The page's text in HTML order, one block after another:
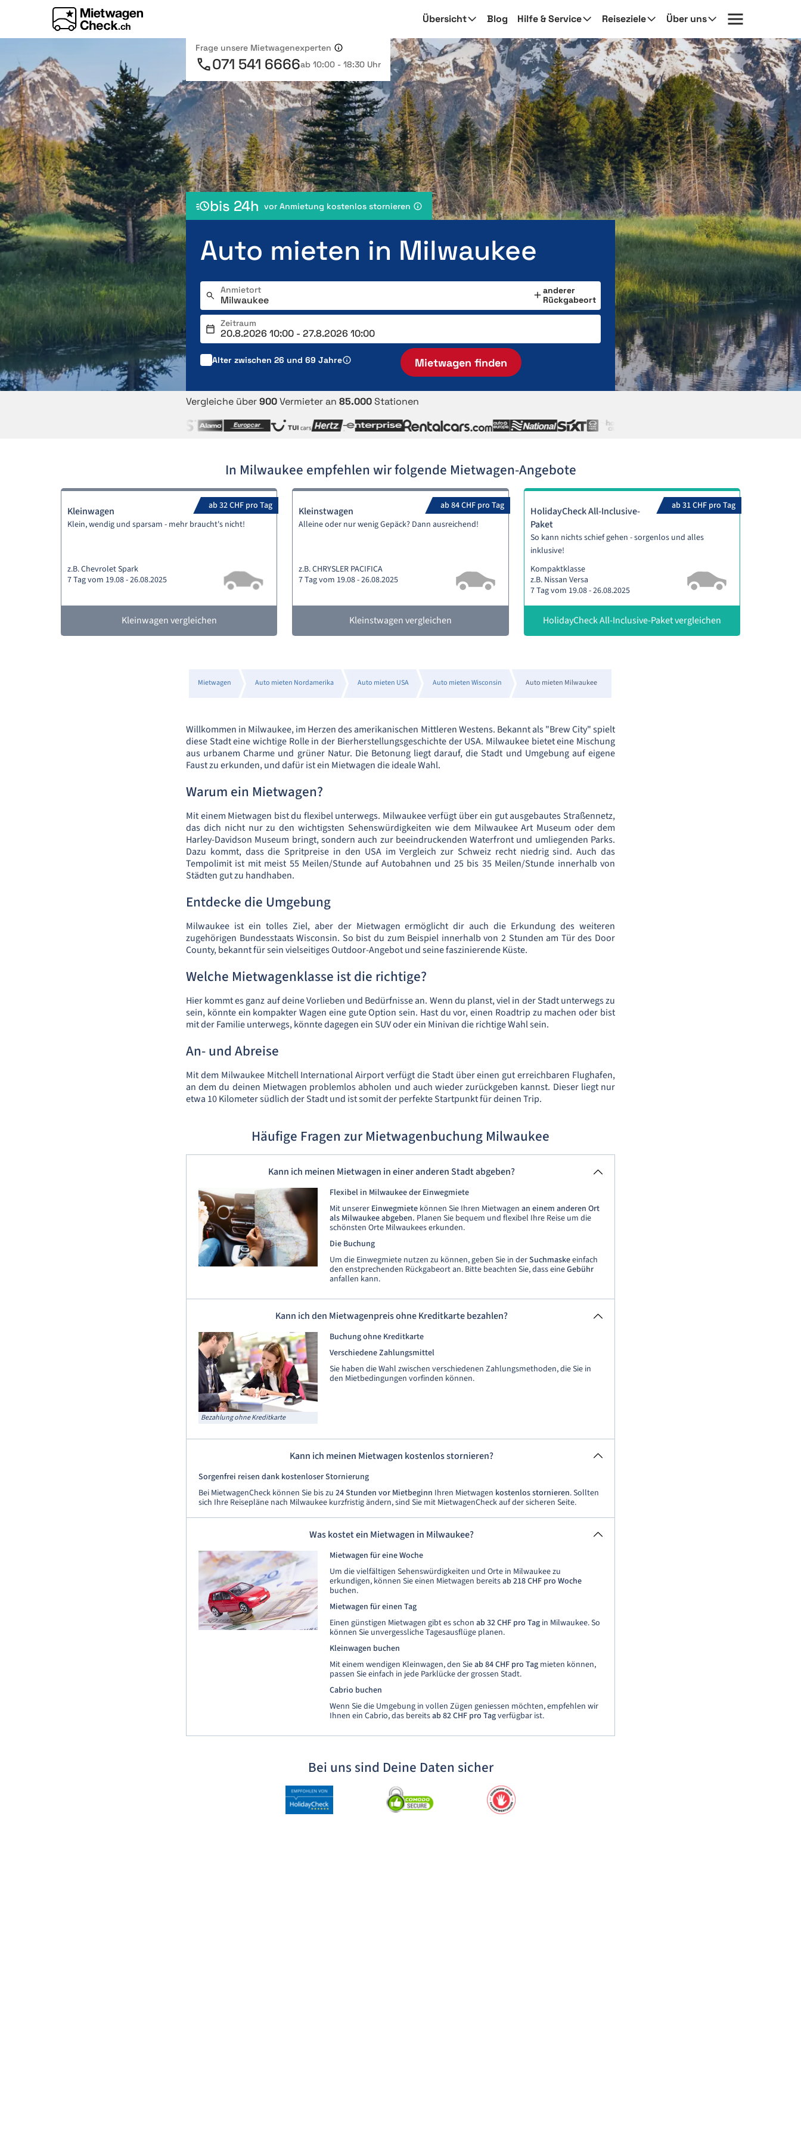
Übersicht Blog Hilfe & Service Reiseziele Über uns
Frage unsere Mietwagenexperten
071 541 6666ab 10:00 - 18:30 Uhr
bis 24h vor Anmietung kostenlos stornieren
Auto mieten in Milwaukee
Anmietort
anderer
Rückgabeort
Zeitraum
Alter zwischen 26 und 69 Jahre Mietwagen finden
Vergleiche über900Vermieter an 85.000Stationen
In Milwaukee empfehlen wir folgende Mietwagen-Angebote
ab 32 CHF pro Tag
Kleinwagen
Klein, wendig und sparsam - mehr braucht's nicht!
z.B. Chevrolet Spark
7 Tag vom 19.08 - 26.08.2025
Kleinwagen vergleichen
ab 84 CHF pro Tag
Kleinstwagen
Alleine oder nur wenig Gepäck? Dann ausreichend!
z.B. CHRYSLER PACIFICA
7 Tag vom 19.08 - 26.08.2025
Kleinstwagen vergleichen
ab 31 CHF pro Tag
HolidayCheck All-Inclusive-
Paket
So kann nichts schief gehen - sorgenlos und alles
inklusive!
Kompaktklasse
z.B. Nissan Versa
7 Tag vom 19.08 - 26.08.2025
HolidayCheck All-Inclusive-Paket vergleichen
Mietwagen Auto mieten Nordamerika Auto mieten USA Auto mieten Wisconsin Auto mieten Milwaukee
Willkommen in Milwaukee, im Herzen des amerikanischen Mittleren Westens. Bekannt als "Brew City" spielt
diese Stadt eine wichtige Rolle in der Bierherstellungsgeschichte der USA. Milwaukee bietet eine Mischung
aus urbanem Charme und grüner Natur. Die Betonung liegt darauf, die Stadt und Umgebung auf eigene
Faust zu erkunden, und dafür ist ein Mietwagen die ideale Wahl.
Warum ein Mietwagen?
Mit einem Mietwagen bist du flexibel unterwegs. Milwaukee verfügt über ein gut ausgebautes Straßennetz,
das dich nicht nur zu den wichtigsten Sehenswürdigkeiten wie dem Milwaukee Art Museum oder dem
Harley-Davidson Museum bringt, sondern auch zur beeindruckenden Waterfront und umliegenden Parks.
Dazu kommt, dass die Spritpreise in den USA im Vergleich zur Schweiz recht niedrig sind. Auch das
Tempolimit ist mit meist 55 Meilen/Stunde auf Autobahnen und 25 bis 35 Meilen/Stunde innerhalb von
Städten gut zu handhaben.
Entdecke die Umgebung
Milwaukee ist ein tolles Ziel, aber der Mietwagen ermöglicht dir auch die Erkundung des weiteren
zugehörigen Bundesstaats Wisconsin. So bist du zum Beispiel innerhalb von 2 Stunden am Tür des Door
County, bekannt für sein vielseitiges Outdoor-Angebot und seine faszinierende Küste.
Welche Mietwagenklasse ist die richtige?
Hier kommt es ganz auf deine Vorlieben und Bedürfnisse an. Wenn du planst, viel in der Stadt unterwegs zu
sein, könnte ein kompakter Wagen eine gute Option sein. Hast du vor, einen Roadtrip zu machen oder bist
mit der Familie unterwegs, könnte dagegen ein SUV oder ein Minivan die richtige Wahl sein.
An- und Abreise
Mit dem Milwaukee Mitchell International Airport verfügt die Stadt über einen gut erreichbaren Flughafen,
an dem du deinen Mietwagen problemlos abholen und auch wieder zurückgeben kannst. Dieser liegt nur
etwa 10 Kilometer südlich der Stadt und ist somit der perfekte Startpunkt für deinen Trip.
Häufige Fragen zur Mietwagenbuchung Milwaukee
Kann ich meinen Mietwagen in einer anderen Stadt abgeben?
Flexibel in Milwaukee der Einwegmiete
Mit unserer Einwegmiete können Sie Ihren Mietwagen an einem anderen Ort
als Milwaukee abgeben. Planen Sie bequem und flexibel Ihre Reise um die
schönsten Orte Milwaukees erkunden.
Die Buchung
Um die Einwegmiete nutzen zu können, geben Sie in derSuchmaskeeinfach
den enstprechenden Rückgabeort an. Bitte beachten Sie, dass eineGebühr
anfallen kann.
Kann ich den Mietwagenpreis ohne Kreditkarte bezahlen?
Bezahlung ohne Kreditkarte
Buchung ohne Kreditkarte
Verschiedene Zahlungsmittel
Sie haben die Wahl zwischen verschiedenen Zahlungsmethoden, die Sie in
den Mietbedingungen vorfinden können.
Kann ich meinen Mietwagen kostenlos stornieren?
Sorgenfrei reisen dank kostenloser Stornierung
Bei MietwagenCheck können Sie bis zu 24 Stunden vor Mietbeginn Ihren Mietwagen kostenlos stornieren. Sollten
sich Ihre Reisepläne nach Milwaukee kurzfristig ändern, sind Sie mit MietwagenCheck auf der sicheren Seite.
Was kostet ein Mietwagen in Milwaukee?
Mietwagen für eine Woche
Um die vielfältigen Sehenswürdigkeiten und Orte in Milwaukee zu
erkundigen, können Sie einen Mietwagen bereitsab 218 CHF pro Woche
buchen.
Mietwagen für einen Tag
Einen günstigen Mietwagen gibt es schon ab 32 CHF pro Tag in Milwaukee. So
können Sie unvergessliche Tagesausflüge planen.
Kleinwagen buchen
Mit einem wendigen Kleinwagen, den Sieab 84 CHF pro Tag mieten können,
passen Sie einfach in jede Parklücke der grossen Stadt.
Cabrio buchen
Wenn Sie die Umgebung in vollen Zügen geniessen möchten, empfehlen wir
Ihnen ein Cabrio, das bereitsab 82 CHF pro Tagverfügbar ist.
Bei uns sind Deine Daten sicher